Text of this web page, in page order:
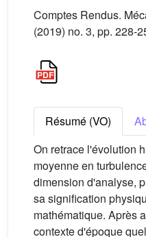
Comptes Rendus.
(2019) no. 3, pp. 228-
Résumé (VO)
On retrace l'évolution
moyenne en
dimension d'analyse,
sa signification
mathématique. Après
contexte d'époque